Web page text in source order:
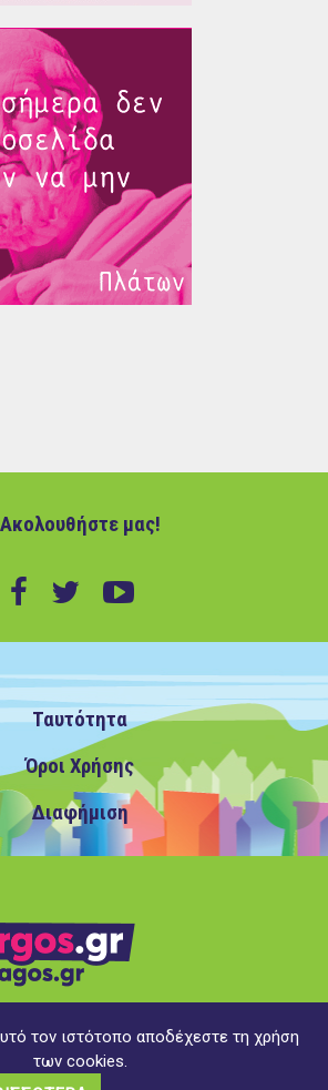
Ακολουθήστε μας!
Ταυτότητα
Όροι Χρήσης
Διαφήμιση
MyXolargos.gr/MyPapagos.gr, με την
τον ιστότοπο αποδέχεστε τη χρήση
των cookies.